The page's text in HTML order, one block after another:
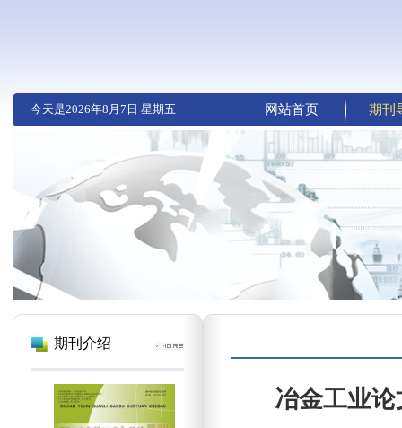
今天是2026年8月7日 星期五 网站首页 期刊
期刊介绍
冶金工业